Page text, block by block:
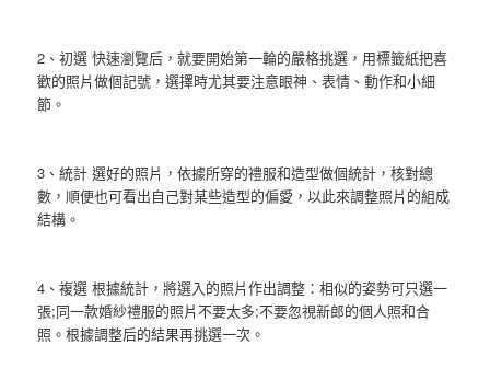
2、初選 快速瀏覽后，就要開始第一輪的嚴格挑選，用標籤紙把喜
歡的照片做個記號，選擇時尤其要注意眼神、表情、動作和小細
節。
3、統計 選好的照片，依據所穿的禮服和造型做個統計，核對總
數，順便也可看出自己對某些造型的偏愛，以此來調整照片的組成
結構。
4、複選 根據統計，將選入的照片作出調整：相似的姿勢可只選一
張;同一款婚紗禮服的照片不要太多;不要忽視新郎的個人照和合
照。根據調整后的結果再挑選一次。